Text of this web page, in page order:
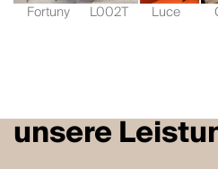
Fortuny L002T Luce
unsere